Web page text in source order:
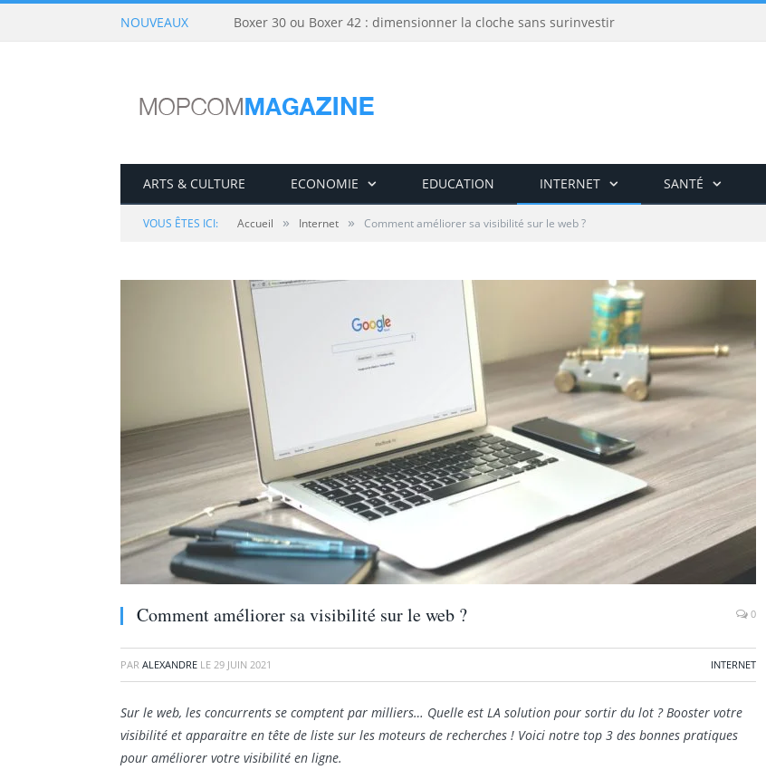
NOUVEAUX Boxer 30 ou Boxer 42 : dimensionner la cloche sans surinvestir
ARTS & CULTURE ECONOMIE EDUCATION INTERNET SANTÉ
VOUS ÊTES ICI: Accueil » Internet » Comment améliorer sa visibilité sur le web ?
Comment améliorer sa visibilité sur le web ? 0
PAR ALEXANDRE LE 29 JUIN 2021 INTERNET
Sur le web, les concurrents se comptent par milliers… Quelle est LA solution pour sortir du lot ? Booster votre
visibilité et apparaitre en tête de liste sur les moteurs de recherches ! Voici notre top 3 des bonnes pratiques
pour améliorer votre visibilité en ligne.